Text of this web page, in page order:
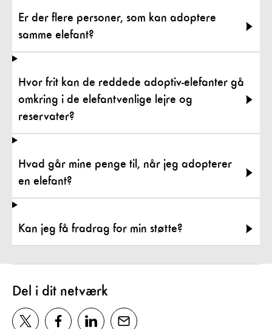
Er der flere personer, som kan adoptere
samme elefant?
Hvor frit kan de reddede adoptiv-elefanter gå
omkring i de elefantvenlige lejre og
reservater?
Hvad går mine penge til, når jeg adopterer
en elefant?
Kan jeg få fradrag for min støtte?
Del i dit netværk